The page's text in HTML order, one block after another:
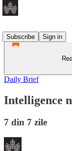
Subscribe
Sign in
Daily Brief
Intelligence
7 din 7 zile